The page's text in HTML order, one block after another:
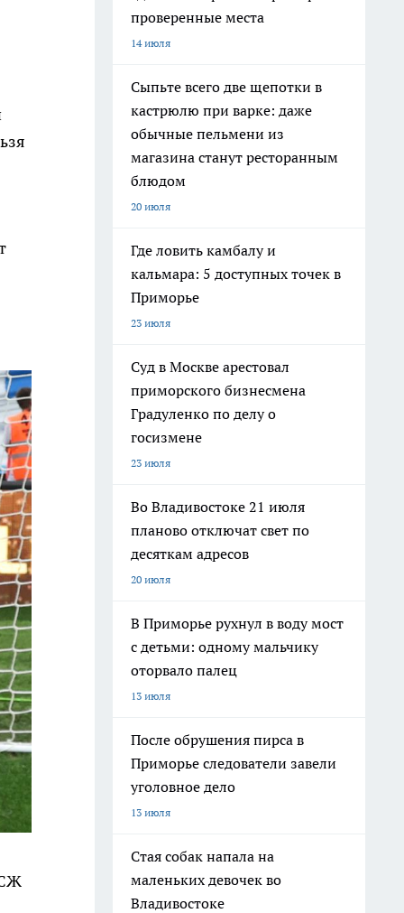
проверенные места
14 июля
Сыпьте всего две щепотки в
кастрюлю при варке: даже
обычные пельмени из
магазина станут ресторанным
блюдом
20 июля
Где ловить камбалу и
кальмара: 5 доступных точек в
Приморье
23 июля
Суд в Москве арестовал
приморского бизнесмена
Градуленко по делу о
госизмене
23 июля
Во Владивостоке 21 июля
планово отключат свет по
десяткам адресов
20 июля
В Приморье рухнул в воду мост
с детьми: одному мальчику
оторвало палец
13 июля
После обрушения пирса в
Приморье следователи завели
уголовное дело
13 июля
Стая собак напала на
маленьких девочек во
Владивостоке